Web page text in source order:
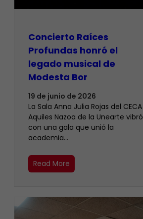
​Concierto Raíces
Profundas honró el
legado musical de
Modesta Bor
19 de junio de 2026
La Sala Anna Julia Rojas del CECA
Aquiles Nazoa de la Unearte vibró
con una gala que unió la
academia…
Read More